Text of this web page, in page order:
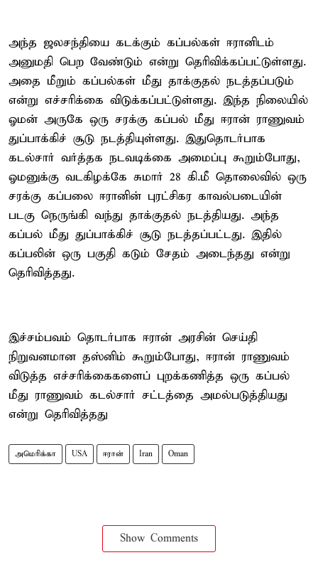
அந்த ஜலசந்தியை கடக்கும் கப்பல்கள் ஈரானிடம்
அனுமதி பெற வேண்டும் என்று தெரிவிக்கப்பட்டுள்ளது.
அதை மீறும் கப்பல்கள் மீது தாக்குதல் நடத்தப்படும்
என்று எச்சரிக்கை விடுக்கப்பட்டுள்ளது. இந்த நிலையில்
ஓமன் அருகே ஒரு சரக்கு கப்பல் மீது ஈரான் ராணுவம்
துப்பாக்கிச் சூடு நடத்தியுள்ளது. இதுதொடர்பாக
கடல்சார் வர்த்தக நடவடிக்கை அமைப்பு கூறும்போது,
ஓமனுக்கு வடகிழக்கே சுமார் 28 கி.மீ தொலைவில் ஒரு
சரக்கு கப்பலை ஈரானின் புரட்சிகர காவல்படையின்
படகு நெருங்கி வந்து தாக்குதல் நடத்தியது. அந்த
கப்பல் மீது துப்பாக்கிச் சூடு நடத்தப்பட்டது. இதில்
கப்பலின் ஒரு பகுதி கடும் சேதம் அடைந்தது என்று
தெரிவித்தது.
இச்சம்பவம் தொடர்பாக ஈரான் அரசின் செய்தி
நிறுவனமான தஸ்னிம் கூறும்போது, ஈரான் ராணுவம்
விடுத்த எச்சரிக்கைகளைப் புறக்கணித்த ஒரு கப்பல்
மீது ராணுவம் கடல்சார் சட்டத்தை அமல்படுத்தியது
என்று தெரிவித்தது
அமெரிக்கா USA ஈரான் Iran Oman
Show Comments